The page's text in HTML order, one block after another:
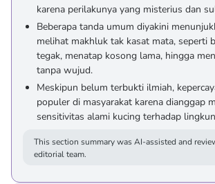
karena perilakunya yang misterius dan
Beberapa tanda umum diyakini
melihat makhluk tak kasat mata, seperti
tegak, menatap kosong lama, hingga
tanpa wujud.
Meskipun belum terbukti ilmiah,
populer di masyarakat karena dianggap
sensitivitas alami kucing terhadap
This section summary was AI-assisted and
editorial team.